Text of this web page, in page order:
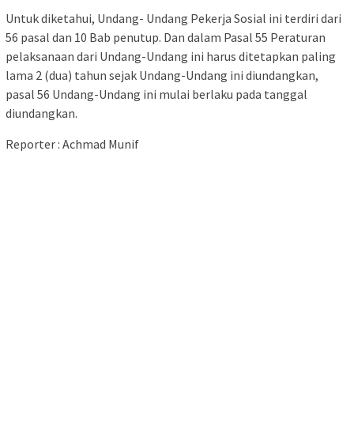
Untuk diketahui, Undang- Undang Pekerja Sosial ini terdiri dari
56 pasal dan 10 Bab penutup. Dan dalam Pasal 55 Peraturan
pelaksanaan dari Undang-Undang ini harus ditetapkan paling
lama 2 (dua) tahun sejak Undang-Undang ini diundangkan,
pasal 56 Undang-Undang ini mulai berlaku pada tanggal
diundangkan.
Reporter : Achmad Munif